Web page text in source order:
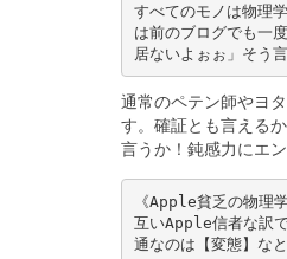
すべてのモノは物理
は前のブログでも一
居ないよぉぉ」そう
通常のペテン師やヨ
す。確証とも言える
言うか！鈍感力にエ
《Apple貧乏の物理
互いApple信者な訳
通なのは【変態】な